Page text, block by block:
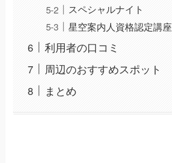
スペシャルナイト
星空案内人資格認定講座
利用者の口コミ
周辺のおすすめスポット
まとめ